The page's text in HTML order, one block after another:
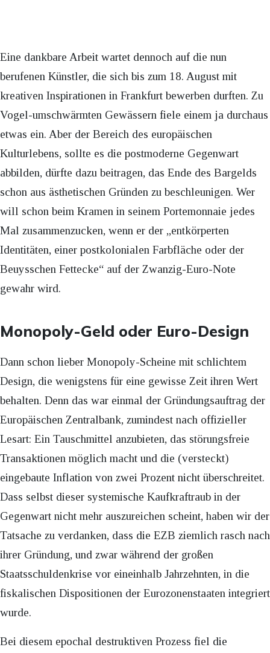
Eine dankbare Arbeit wartet dennoch auf die nun
berufenen Künstler, die sich bis zum 18. August mit
kreativen Inspirationen in Frankfurt bewerben durften. Zu
Vogel-umschwärmten Gewässern fiele einem ja durchaus
etwas ein. Aber der Bereich des europäischen
Kulturlebens, sollte es die postmoderne Gegenwart
abbilden, dürfte dazu beitragen, das Ende des Bargelds
schon aus ästhetischen Gründen zu beschleunigen. Wer
will schon beim Kramen in seinem Portemonnaie jedes
Mal zusammenzucken, wenn er der „entkörperten
Identitäten, einer postkolonialen Farbfläche oder der
Beuysschen Fettecke“ auf der Zwanzig-Euro-Note
gewahr wird.
Monopoly-Geld oder Euro-Design
Dann schon lieber Monopoly-Scheine mit schlichtem
Design, die wenigstens für eine gewisse Zeit ihren Wert
behalten. Denn das war einmal der Gründungsauftrag der
Europäischen Zentralbank, zumindest nach offizieller
Lesart: Ein Tauschmittel anzubieten, das störungsfreie
Transaktionen möglich macht und die (versteckt)
eingebaute Inflation von zwei Prozent nicht überschreitet.
Dass selbst dieser systemische Kaufkraftraub in der
Gegenwart nicht mehr auszureichen scheint, haben wir der
Tatsache zu verdanken, dass die EZB ziemlich rasch nach
ihrer Gründung, und zwar während der großen
Staatsschuldenkrise vor eineinhalb Jahrzehnten, in die
fiskalischen Dispositionen der Eurozonenstaaten integriert
wurde.
Bei diesem epochal destruktiven Prozess fiel die